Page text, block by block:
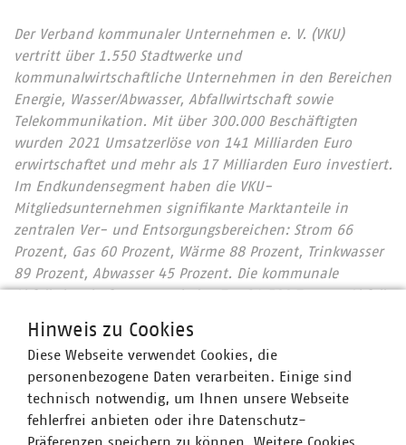
Der Verband kommunaler Unternehmen e. V. (VKU)
vertritt über 1.550 Stadtwerke und
kommunalwirtschaftliche Unternehmen in den Bereichen
Energie, Wasser/Abwasser, Abfallwirtschaft sowie
Telekommunikation. Mit über 300.000 Beschäftigten
wurden 2021 Umsatzerlöse von 141 Milliarden Euro
erwirtschaftet und mehr als 17 Milliarden Euro investiert.
Im Endkundensegment haben die VKU-
Mitgliedsunternehmen signifikante Marktanteile in
zentralen Ver- und Entsorgungsbereichen: Strom 66
Prozent, Gas 60 Prozent, Wärme 88 Prozent, Trinkwasser
89 Prozent, Abwasser 45 Prozent. Die kommunale
eingespart – damit ist sie der Hidden Champion des
Klimaschutzes. Immer mehr Mitgliedsunternehmen
engagieren sich im Breitbandausbau: 206 Unternehmen
investieren pro Jahr über 822 Millionen Euro. Künftig
wollen 80 Prozent der kommunalen Unternehmen den
Hinweis zu Cookies
Diese Webseite verwendet Cookies, die
personenbezogene Daten verarbeiten. Einige sind
technisch notwendig, um Ihnen unsere Webseite
fehlerfrei anbieten oder ihre Datenschutz-
Präferenzen speichern zu können. Weitere Cookies